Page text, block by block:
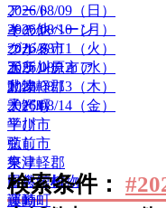
2026/08/09（日）
2026/08/10（月）
2026/08/11（火）
2026/08/12（水）
2026/08/13（木）
2026/08/14（金）
アート
キャンペーン
グルメ
ボランティア
動物
子ども
学び
癒し
祭り
自然・植物
運動
その他
つがる市
五所川原市
北津軽郡
大鰐町
平川市
弘前市
東津軽郡
田舎館村
藤崎町
検索条件：